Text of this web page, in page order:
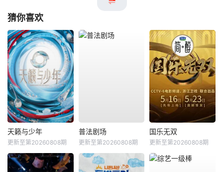
猜你喜欢
天籁与少年
更新至第20260808期
普法剧场
更新至第20260808期
国乐无双
更新至第20260808期